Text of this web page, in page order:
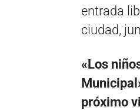
entrada
ciudad,
«Los
próximo